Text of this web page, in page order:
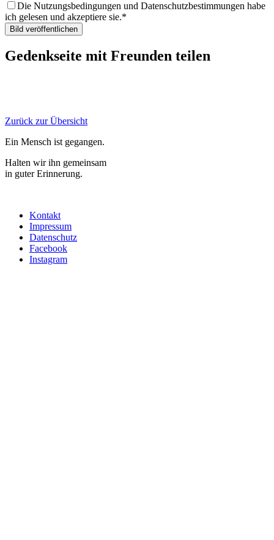
Die Nutzungsbedingungen und Datenschutzbestimmungen habe
ich gelesen und akzeptiere sie.
Gedenkseite mit Freunden teilen
Zurück zur Übersicht
Ein Mensch ist gegangen.
Halten wir ihn gemeinsam
in guter Erinnerung.
Kontakt
Impressum
Datenschutz
Facebook
Instagram